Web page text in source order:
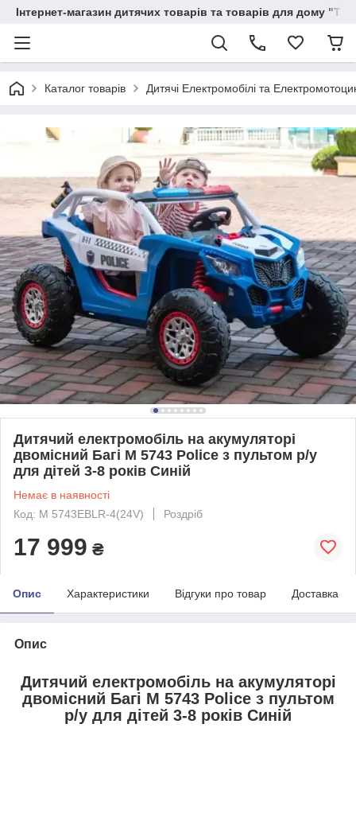
Інтернет-магазин дитячих товарів та товарів для дому
Каталог товарів Дитячі Електромобілі та
Дитячий електромобіль на акумуляторі
двомісний Багі M 5743 Police з пультом р/у
для дітей 3-8 років Синій
Немає в наявності
Код: M 5743EBLR-4(24V)
Роздріб
17 999 ₴
Опис Характеристики Відгуки про товар Доставка
Опис
Дитячий електромобіль на акумуляторі
двомісний Багі M 5743 Police з пультом
р/у для дітей 3-8 років Синій